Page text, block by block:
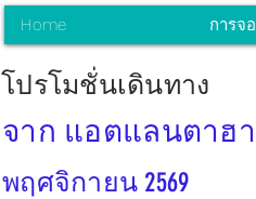
Home การจ
โปรโมชั่นเดินทาง
จาก แอตแลนตาฮ
พฤศจิกายน 2569